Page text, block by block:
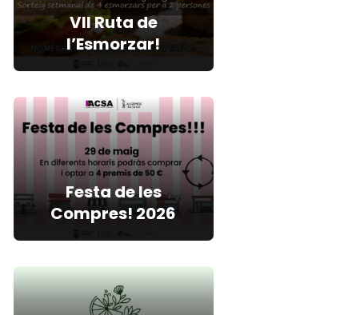
VII Ruta de
l’Esmorzar!
Festa de les
Compres! 2026